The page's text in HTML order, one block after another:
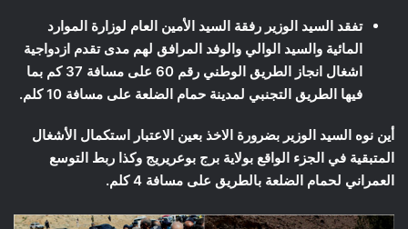
تفقد السيد الوزير رفقة السيد الأمين العام لوزارة الموارد
المائية والسيد الوالي والوفد المرافق لهم مدى تقدم ازدواجية
اشغال انجاز الطريق الوطني رقم 60 على مسافة 37 كم بما
فيها الطريق التجنبي لمدينة حمام الضلعة على مسافة 10 كلم.
أين نوه السيد الوزير بضرورة الاخذ بعين الاعتبار استكمال الأشغال
المتبقية في الجزء الواقع بولاية برج بوعريريج وكذا ربط التوسع
العمراني لحمام الضلعة بالطريق على مسافة 4 كلم.